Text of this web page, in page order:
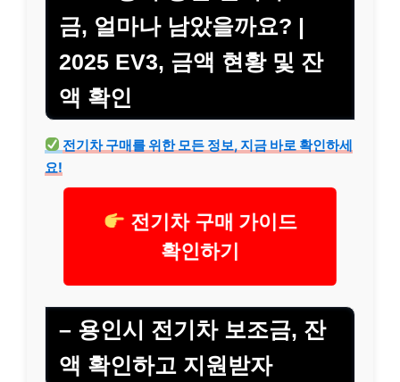
금, 얼마나 남았을까요? |
2025 EV3, 금액 현황 및 잔
액 확인
전기차 구매를 위한 모든 정보, 지금 바로 확인하세
요!
전기차 구매 가이드
확인하기
– 용인시 전기차 보조금, 잔
액 확인하고 지원받자